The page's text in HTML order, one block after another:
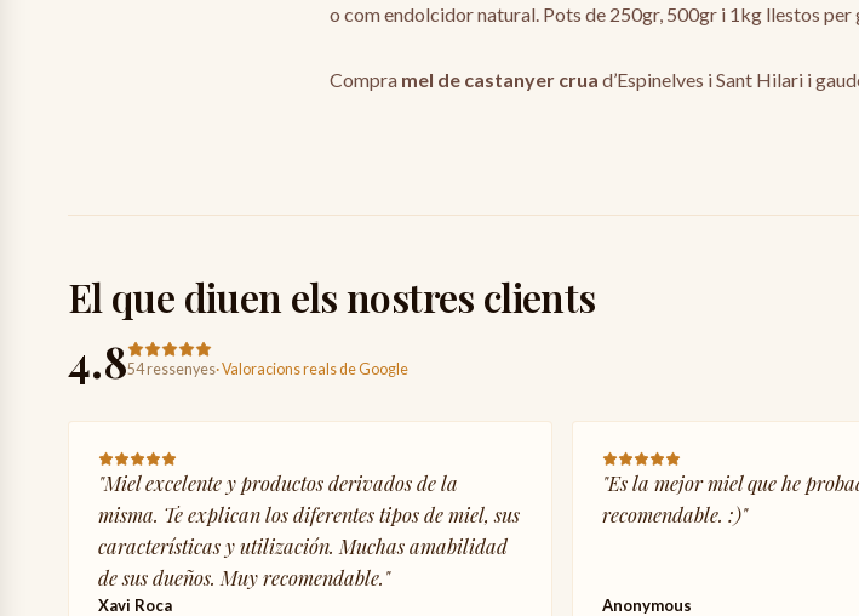
o com endolcidor natural. Pots de 250gr, 500gr i 1kg llestos per
Compra mel de castanyer crua d’Espinelves i Sant Hilari i
El que diuen els nostres clients
4.854 ressenyes·Valoracions reals de Google
"Miel excelente y productos derivados de la
misma. Te explican los diferentes tipos de miel, sus
características y utilización. Muchas amabilidad
de sus dueños. Muy recomendable."
Xavi Roca
"Es la mejor miel que he
recomendable. :)"
Anonymous